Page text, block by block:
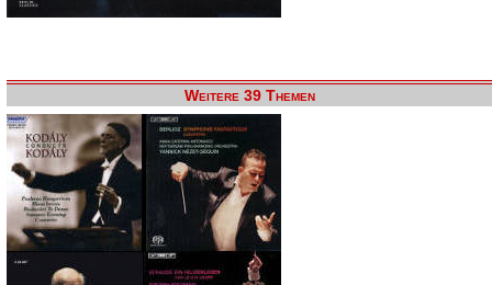
Weitere 39 Themen